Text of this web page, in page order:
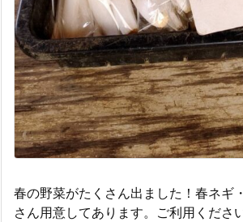
春の野菜がたくさん出ました！春ネギ
さん用意してあります。ご利用くださ